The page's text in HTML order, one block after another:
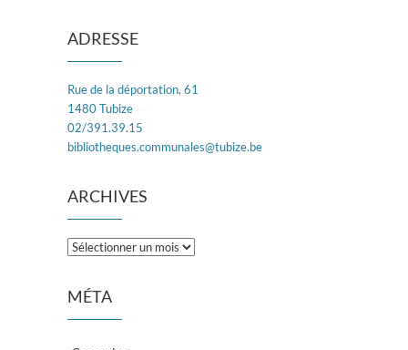
ADRESSE
Rue de la déportation, 61
1480 Tubize
02/391.39.15
bibliotheques.communales@tubize.be
ARCHIVES
Archives
MÉTA